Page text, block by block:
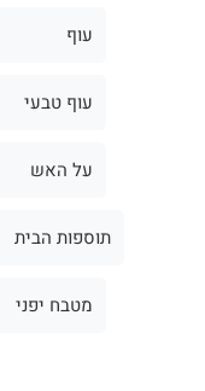
עוף
עוף טבעי
על האש
תוספות הבית
מטבח יפני